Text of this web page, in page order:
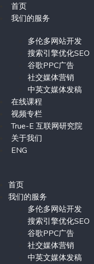
首页
我们的服务
多伦多网站开发
搜索引擎优化SEO
谷歌PPC广告
社交媒体营销
中英文媒体发稿
在线课程
视频专栏
True-E 互联网研究院
关于我们
ENG
首页
我们的服务
多伦多网站开发
搜索引擎优化SEO
谷歌PPC广告
社交媒体营销
中英文媒体发稿